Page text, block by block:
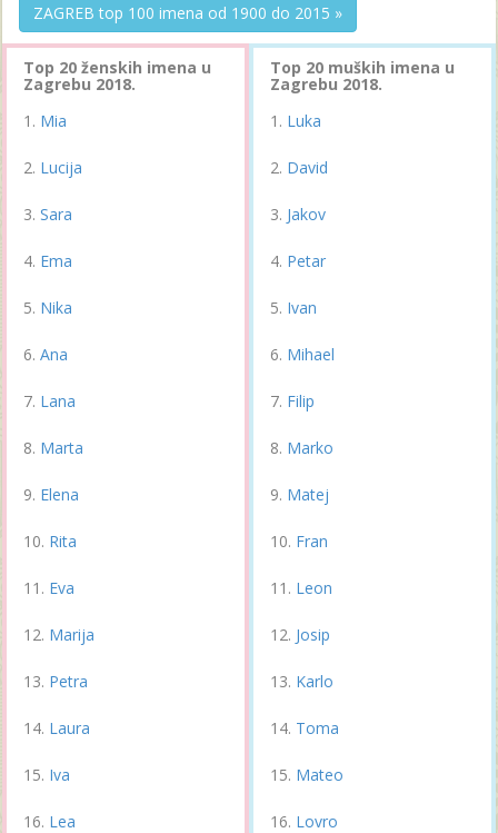
ZAGREB top 100 imena od 1900 do 2015 »
Top 20 ženskih imena u
Zagrebu 2018.
Mia
Lucija
Sara
Ema
Nika
Ana
Lana
Marta
Elena
Rita
Eva
Marija
Petra
Laura
Iva
Lea
Top 20 muških imena u
Zagrebu 2018.
Luka
David
Jakov
Petar
Ivan
Mihael
Filip
Marko
Matej
Fran
Leon
Josip
Karlo
Toma
Mateo
Lovro